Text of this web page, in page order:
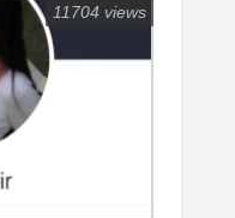
11704 views